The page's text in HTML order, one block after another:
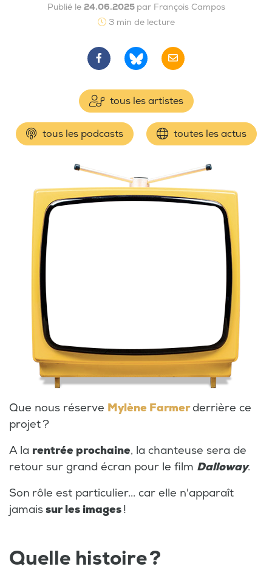
Publié le 24.06.2025 par François Campos
3 min de lecture
tous les artistes
tous les podcasts toutes les actus
Que nous réserve Mylène Farmerderrière ce
projet ?
A la rentrée prochaine, la chanteuse sera de
retour sur grand écran pour le film Dalloway.
Son rôle est particulier... car elle n'apparaît
jamaissur les images!
Quelle histoire ?